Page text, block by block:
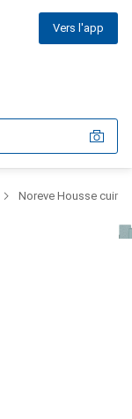
Vers l'app
Noreve Housse cuir